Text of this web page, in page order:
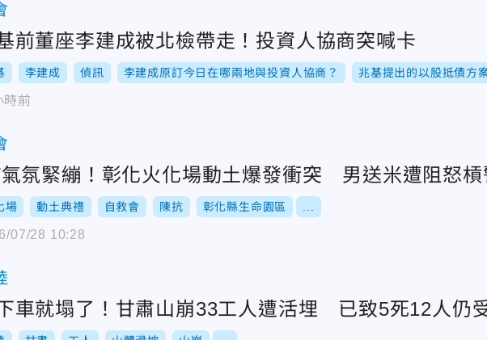
前董座李建成被北檢帶走！投資人協商突喊卡
李建成 偵訊 李建成原訂今日在哪兩地與投資人協商？ 兆基提出的以股抵債方
時前
氛緊繃！彰化火化場動土爆發衝突 男送米遭阻怒槓
場 動土典禮 自救會 陳抗 彰化縣生命園區
07/28 10:28
車就塌了！甘肅山崩33工人遭活埋 已致5死12人仍